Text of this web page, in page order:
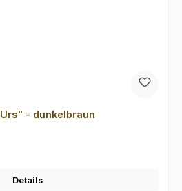
- dunkelbraun
Details